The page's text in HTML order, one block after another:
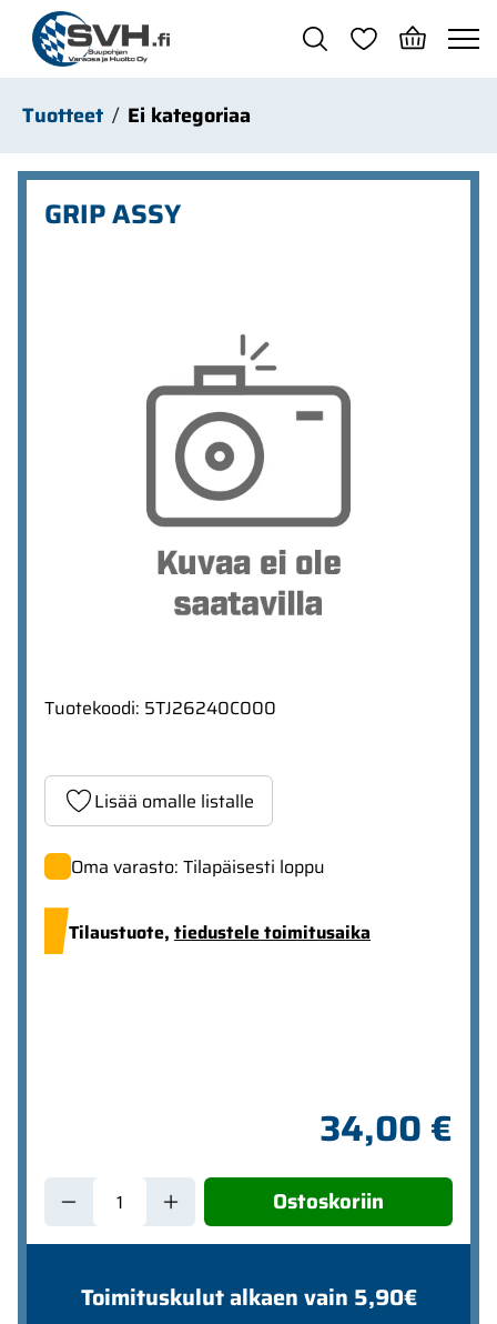
Siirry pääsisältöön
Tuotteet Ei kategoriaa
GRIP ASSY
Tuotekoodi: 5TJ26240C000
Lisää omalle listalle
Oma varasto: Tilapäisesti loppu
Tilaustuote, tiedustele toimitusaika
34,00 €
Ostoskoriin
Toimituskulut alkaen vain 5,90€